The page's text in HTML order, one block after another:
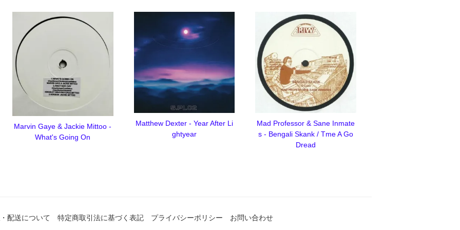
Marvin Gaye & Jackie Mittoo -
What's Going On
Matthew Dexter - Year After Li
ghtyear
Mad Professor & Sane Inmate
s - Bengali Skank / Tme A Go
Dread
配送について 特定商取引法に基づく表記 プライバシーポリシー
お問い合わせ